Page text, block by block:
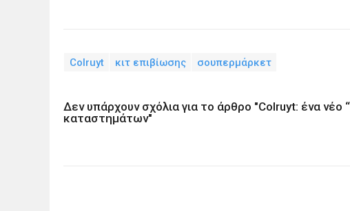
Colruyt κιτ επιβίωσης σουπερμάρκετ
Δεν υπάρχουν σχόλια για το άρθρο "Colruyt: ένα
καταστημάτων"